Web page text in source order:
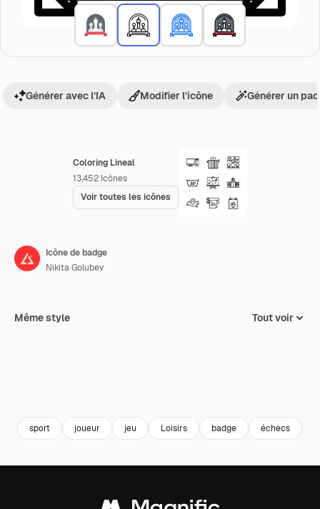
Coloring Lineal
13,452 Icônes
Voir toutes les icônes
Générer avec l’IA Modifier l’icône Générer un
Icône de badge
Nikita Golubev
Même style Tout voir
sport joueur jeu Loisirs badge échecs